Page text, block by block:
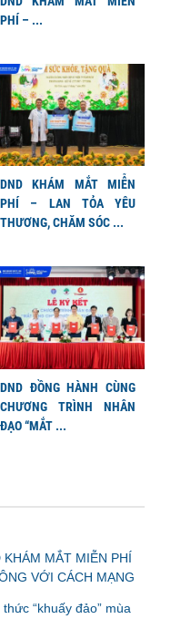
PHÍ – ...
DND KHÁM MẮT MIỄN
PHÍ – LAN TỎA YÊU
THƯƠNG, CHĂM SÓC ...
DND ĐỒNG HÀNH CÙNG
CHƯƠNG TRÌNH NHÂN
ĐẠO “MẮT ...
MẮT MIỄN PHÍ
VỚI CÁCH MẠNG
“khuấy đảo” mùa